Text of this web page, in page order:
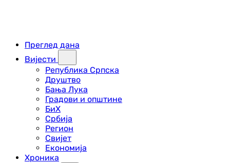
Преглед дана
Вијести
Република Српска
Друштво
Бања Лука
Градови и општине
БиХ
Србија
Регион
Свијет
Економија
Хроника